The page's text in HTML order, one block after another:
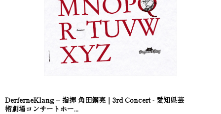
DerferneKlang – 指揮 角田鋼亮｜3rd Concert - 愛知県芸
術劇場コンサートホー...